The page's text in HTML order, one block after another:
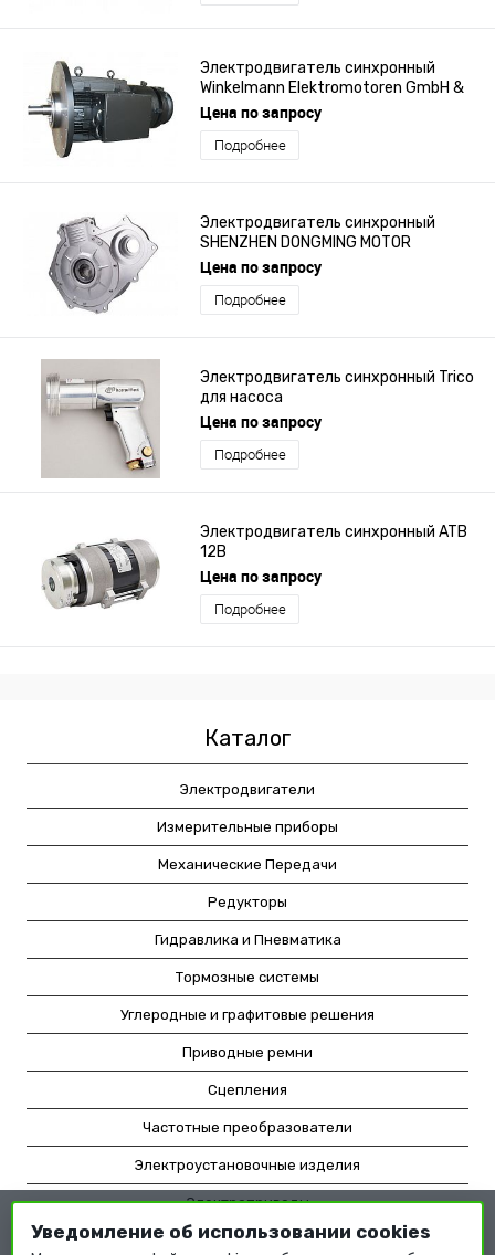
Электродвигатель синхронный
Winkelmann Elektromotoren GmbH &
Co. KG 0.15 - 46 kW, IP 23 - IP 68
Цена по запросу
Подробнее
Электродвигатель синхронный
SHENZHEN DONGMING MOTOR
ELECTRIC CO., LTD TYT125
Цена по запросу
Подробнее
Электродвигатель синхронный Trico
для насоса
Цена по запросу
Подробнее
Электродвигатель синхронный ATB
12В
Цена по запросу
Подробнее
Каталог
Электродвигатели
Измерительные приборы
Механические Передачи
Редукторы
Гидравлика и Пневматика
Тормозные системы
Углеродные и графитовые решения
Приводные ремни
Сцепления
Частотные преобразователи
Электроустановочные изделия
Электроприводы
Насосное оборудование
Уведомление об использовании cookies